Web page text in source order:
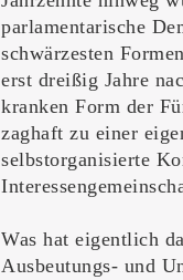
parlamentarische
schwärzesten
erst dreißig Jahre
kranken Form der
zaghaft zu einer
selbstorganisierte
Was hat eigentlich
Ausbeutungs- und